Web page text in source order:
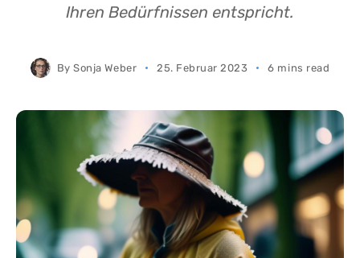
Ihren Bedürfnissen entspricht.
BySonja Weber 25. Februar 2023 6 mins read